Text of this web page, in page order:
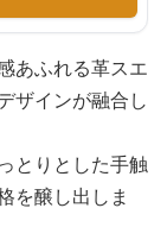
あふれる革スエ
ザインが融合し
とりとした手触
を醸し出しま